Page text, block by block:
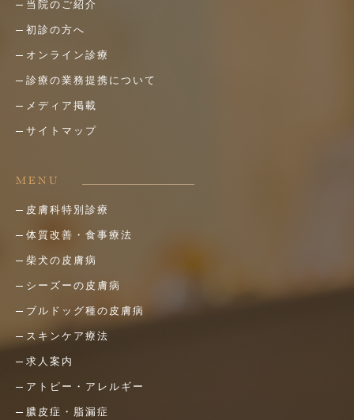
当院のご紹介
初診の方へ
オンライン診療
診療の業務提携について
メディア掲載
サイトマップ
MENU
皮膚科特別診療
体質改善・食事療法
柴犬の皮膚病
シーズーの皮膚病
ブルドッグ種の皮膚病
スキンケア療法
求人案内
アトピー・アレルギー
膿皮症・脂漏症